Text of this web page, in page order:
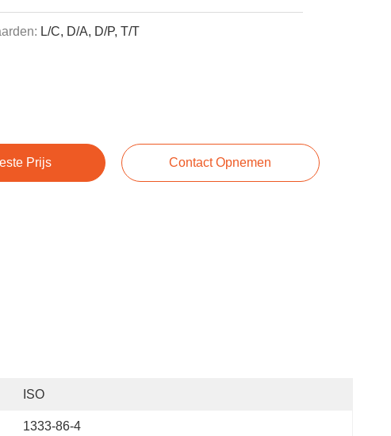
L/C, D/A, D/P, T/T
Prijs Contact Opnemen
ISO
1333-86-4